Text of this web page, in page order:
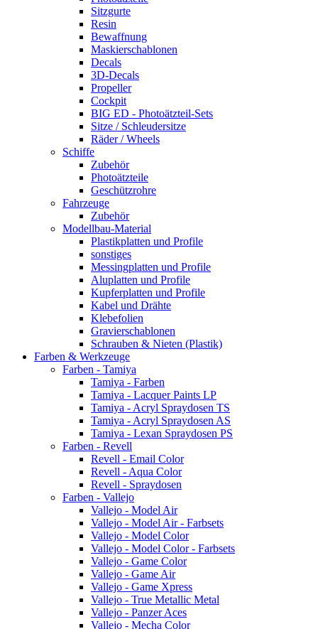
Sitzgurte
Resin
Bewaffnung
Maskierschablonen
Decals
3D-Decals
Propeller
Cockpit
BIG ED - Photoätzteil-Sets
Sitze / Schleudersitze
Räder / Wheels
Schiffe
Zubehör
Photoätzteile
Geschützrohre
Fahrzeuge
Zubehör
Modellbau-Material
Plastikplatten und Profile
sonstiges
Messingplatten und Profile
Aluplatten und Profile
Kupferplatten und Profile
Kabel und Drähte
Klebefolien
Gravierschablonen
Schrauben & Nieten (Plastik)
Farben & Werkzeuge
Farben - Tamiya
Tamiya - Farben
Tamiya - Lacquer Paints LP
Tamiya - Acryl Spraydosen TS
Tamiya - Acryl Spraydosen AS
Tamiya - Lexan Spraydosen PS
Farben - Revell
Revell - Email Color
Revell - Aqua Color
Revell - Spraydosen
Farben - Vallejo
Vallejo - Model Air
Vallejo - Model Air - Farbsets
Vallejo - Model Color
Vallejo - Model Color - Farbsets
Vallejo - Game Color
Vallejo - Game Air
Vallejo - Game Xpress
Vallejo - True Metallic Metal
Vallejo - Panzer Aces
Vallejo - Mecha Color